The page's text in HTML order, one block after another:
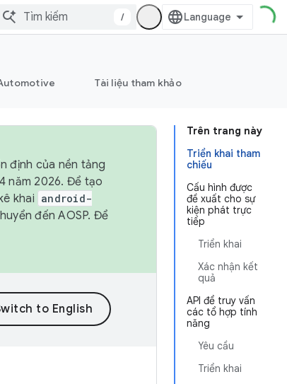
/
Tài liệu tham khảo
Trên trang này
Triển khai tham
chiếu
Cấu hình được
đề xuất cho sự
kiện phát trực
tiếp
Triển khai
Xác nhận kết
quả
API để truy vấn
các tổ hợp tính
năng
Yêu cầu
Triển khai
định của nền tảng
năm 2026. Để tạo
khai android-
đến AOSP. Để